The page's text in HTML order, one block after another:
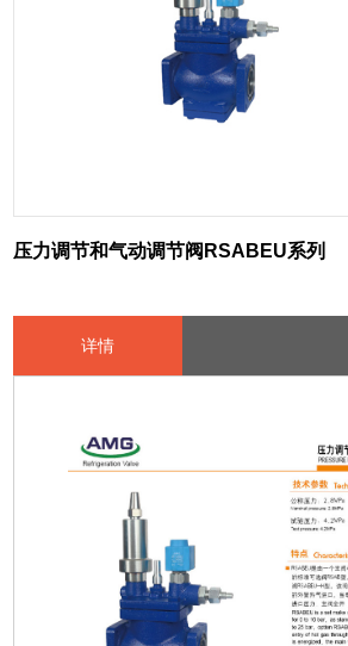
压力调节和气动调节阀RSABEU系列
详情